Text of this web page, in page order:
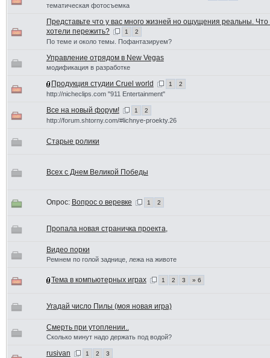
тематическая фотосъемка
Представьте что у вас много жизней но ощущения реальны.
хотели пережить?
1 2
По теме и около темы. Пофантазируем?
Управление отрядом в New Vegas
модификация в разработке
Продукция студии Cruel world 1 2
http://nicheclips.com "911 Entertainment"
Все на новый форум! 1 2
http://forum.shtorny.com/#lichnye-proekty.26
Старые ролики
Всех с Днем Великой Победы
Опрос: Вопрос о веревке 1 2
Пропала новая страничка проекта,
Видео порки
Ремнем по голой заднице, лежа на животе
Тема в компьютерных играх 1 2 3 » 6
Угадай число Пилы (моя новая игра)
Смерть при утоплении..
Сколько минут надо держать под водой?
rusivan 1 2 3